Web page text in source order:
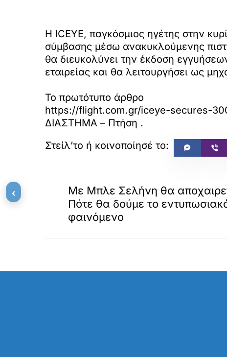
Η ICEYE, παγκόσμιος ηγέτης στην
σύμβασης μέσω ανακυκλούμενης
θα διευκολύνει την έκδοση
εταιρείας και θα λειτουργήσει ως
Το πρωτότυπο άρθρο
https://flight.com.gr/iceye-secures-
ΔΙΑΣΤΗΜΑ – Πτήση .
Με Μπλε Σελήνη θα
Πότε θα δούμε το
φαινόμενο
‹